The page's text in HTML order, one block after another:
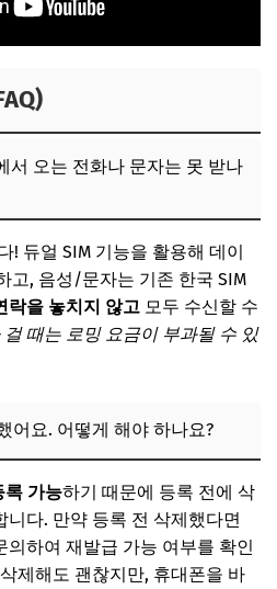
서 오는 전화나 문자는 못 받나
! 듀얼 SIM 기능을 활용해 데이
고, 음성/문자는 기존 한국 SIM
락을 놓치지 않고 모두 수신할 수
때는 로밍 요금이 부과될 수 있
어요. 어떻게 해야 하나요?
록 가능하기 때문에 등록 전에 삭
다. 만약 등록 전 삭제했다면
의하여 재발급 가능 여부를 확인
제해도 괜찮지만, 휴대폰을 바